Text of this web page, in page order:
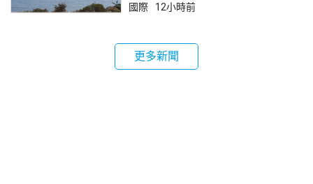
國際 12小時前
更多新聞